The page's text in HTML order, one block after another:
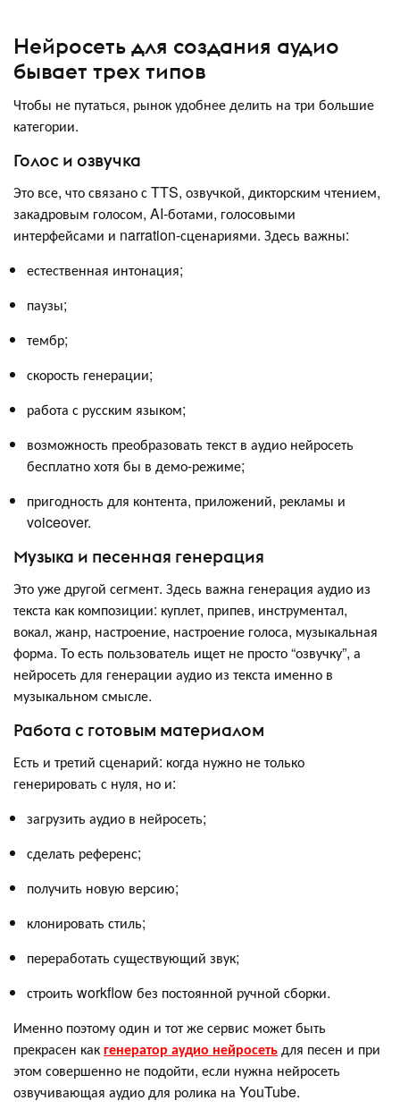
Нейросеть для создания аудио
бывает трех типов
Чтобы не путаться, рынок удобнее делить на три большие
категории.
Голос и озвучка
Это все, что связано с TTS, озвучкой, дикторским чтением,
закадровым голосом, AI-ботами, голосовыми
интерфейсами и narration-сценариями. Здесь важны:
естественная интонация;
паузы;
тембр;
скорость генерации;
работа с русским языком;
возможность преобразовать текст в аудио нейросеть
бесплатно хотя бы в демо-режиме;
пригодность для контента, приложений, рекламы и
voiceover.
Музыка и песенная генерация
Это уже другой сегмент. Здесь важна генерация аудио из
текста как композиции: куплет, припев, инструментал,
вокал, жанр, настроение, настроение голоса, музыкальная
форма. То есть пользователь ищет не просто “озвучку”, а
нейросеть для генерации аудио из текста именно в
музыкальном смысле.
Работа с готовым материалом
Есть и третий сценарий: когда нужно не только
генерировать с нуля, но и:
загрузить аудио в нейросеть;
сделать референс;
получить новую версию;
клонировать стиль;
переработать существующий звук;
строить workflow без постоянной ручной сборки.
Именно поэтому один и тот же сервис может быть
прекрасен какгенератор аудио нейросетьдля песен и при
этом совершенно не подойти, если нужна нейросеть
озвучивающая аудио для ролика на YouTube.